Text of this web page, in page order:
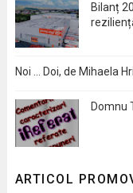
Bilanț
Noi … Doi, de Mihaela
Domnu
ARTICOL